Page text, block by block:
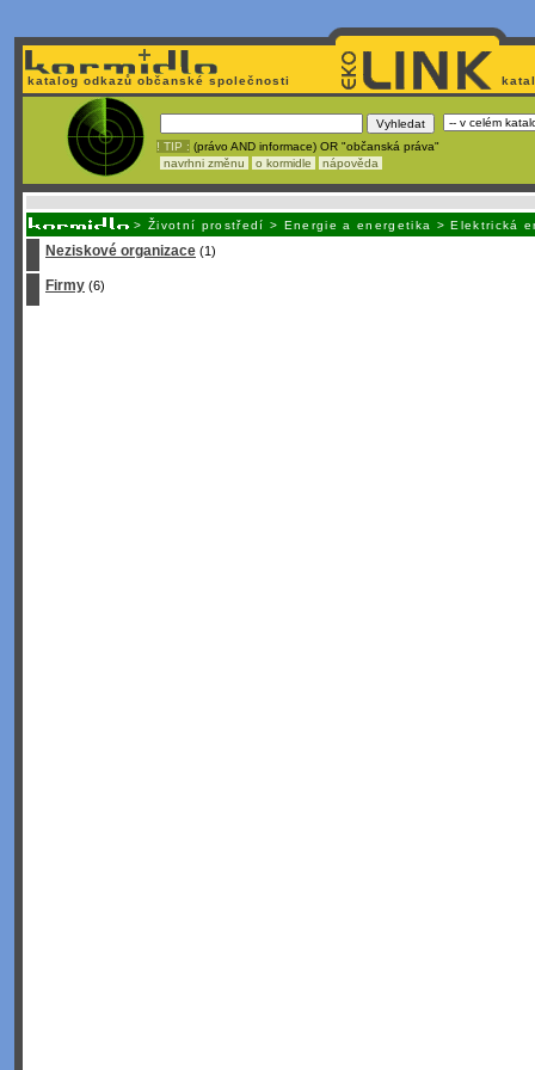
katalog odkazů občanské společnosti
! TIP : (právo AND informace) OR "občanská práva"
navrhni změnu
o kormidle nápověda
> Životní prostředí > Energie a energetika >Elektrická
Neziskové organizace (1)
Firmy (6)